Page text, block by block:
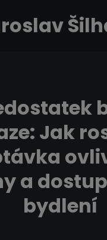
Jak
a
bydlení